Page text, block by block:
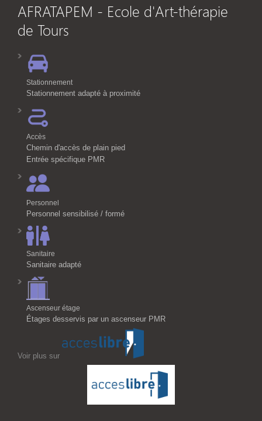
AFRATAPEM - Ecole d'Art-thérapie
de Tours
Stationnement
Stationnement adapté à proximité
Accès
Chemin d'accès de plain pied
Entrée spécifique PMR
Personnel
Personnel sensibilisé / formé
Sanitaire
Sanitaire adapté
Ascenseur étage
Étages desservis par un ascenseur PMR
Voir plus sur